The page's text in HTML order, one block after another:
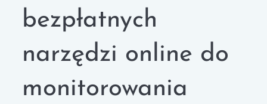
bezpłatnych
narzędzi online do
monitorowania